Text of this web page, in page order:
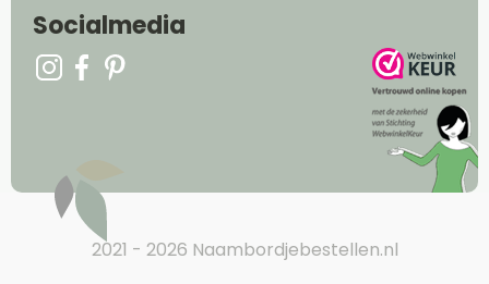
Socialmedia
2021 - 2026 Naambordjebestellen.nl